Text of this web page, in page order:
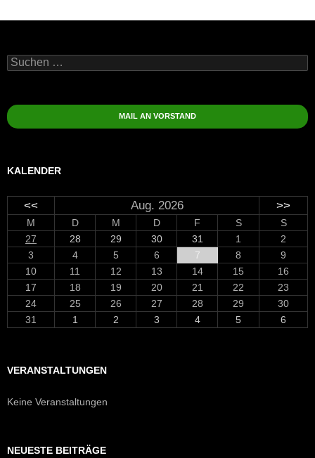
Suchen
nach:
MAIL AN VORSTAND
KALENDER
<< Aug. 2026 >>
M D M D F S
S
27
28 29 30 31 1
2
3
4 5 6 7 8
9
10
11 12 13 14 15
16
17
18 19 20 21 22
23
24
25 26 27 28 29
30
31
1 2 3 4 5 6
VERANSTALTUNGEN
Keine Veranstaltungen
NEUESTE BEITRÄGE